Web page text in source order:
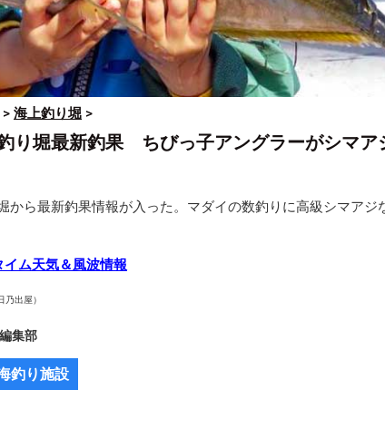
> 海上釣り堀 >
釣り堀最新釣果 ちびっ子アングラーがシマア
から最新釣果情報が入った。マダイの数釣りに高級シマアジ
ム天気＆風波情報
乃出屋）
集部
釣り施設